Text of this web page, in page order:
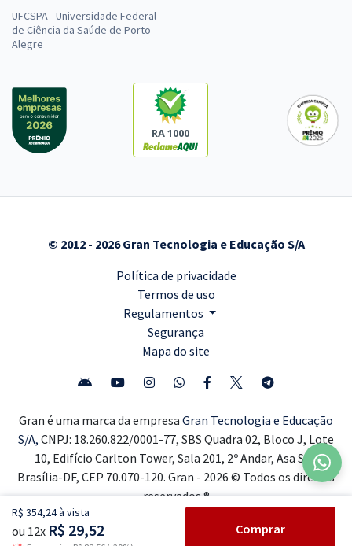
R$ 354,24 à vista
ou 12x R$ 29,52 Comprar
UFCSPA - Universidade Federal
de Ciência da Saúde de Porto
Alegre
RA 1000
© 2012 - 2026 Gran Tecnologia e Educação S/A
Política de privacidade
Termos de uso
Regulamentos
Segurança
Mapa do site
Gran é uma marca da empresa Gran Tecnologia e Educação
S/A, CNPJ: 18.260.822/0001-77, SBS Quadra 02, Bloco J, Lote
10, Edifício Carlton Tower, Sala 201, 2º Andar, Asa Sul,
Brasília-DF, CEP 70.070-120. Gran - 2026 © Todos os direitos
reservados ®